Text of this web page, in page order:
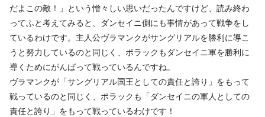
だよこの敵！」という憎々しい思いだったんですけど、読み終わ
ってふと考えてみると、ダンセイニ側にも事情があって戦争をし
ているわけです。主人公ヴラマンクがサングリアルを勝利に導こ
うと努力しているのと同じく、ポラックもダンセイニ軍を勝利に
導くためにがんばって戦っているんですね。
ヴラマンクが「サングリアル国王としての責任と誇り」をもって
戦っているのと同じく、ポラックも「ダンセイニの軍人としての
責任と誇り」をもって戦っているわけです！